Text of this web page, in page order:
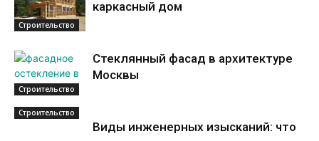
Строительство
каркасный дом
Строительство
Стеклянный фасад в архитектуре
Москвы
Строительство
Виды инженерных изысканий: что